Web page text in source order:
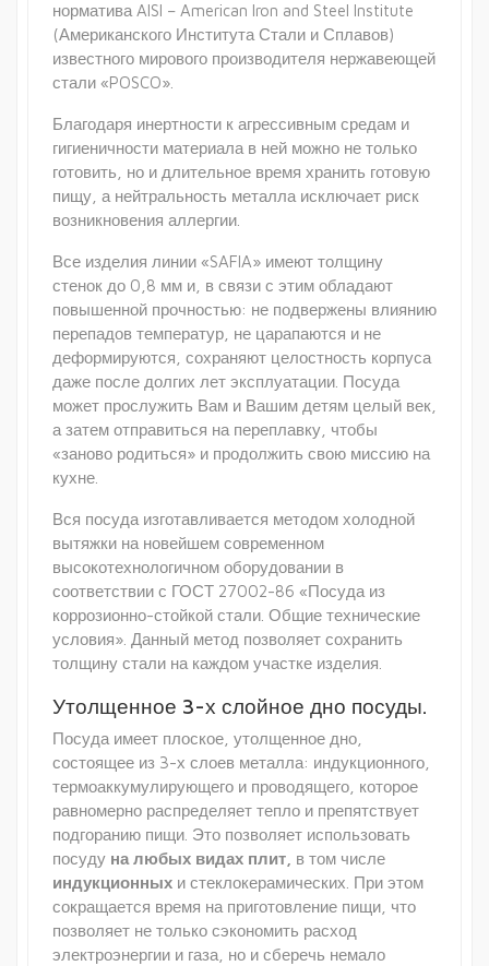
норматива AISI – American Iron and Steel Institute
(Американского Института Стали и Сплавов)
известного мирового производителя нержавеющей
стали «POSCO».
Благодаря инертности к агрессивным средам и
гигиеничности материала в ней можно не только
готовить, но и длительное время хранить готовую
пищу, а нейтральность металла исключает риск
возникновения аллергии.
Все изделия линии «SAFIA» имеют толщину
стенок до 0,8 мм и, в связи с этим обладают
повышенной прочностью: не подвержены влиянию
перепадов температур, не царапаются и не
деформируются, сохраняют целостность корпуса
даже после долгих лет эксплуатации. Посуда
может прослужить Вам и Вашим детям целый век,
а затем отправиться на переплавку, чтобы
«заново родиться» и продолжить свою миссию на
кухне.
Вся посуда изготавливается методом холодной
вытяжки на новейшем современном
высокотехнологичном оборудовании в
соответствии с ГОСТ 27002-86 «Посуда из
коррозионно-стойкой стали. Общие технические
условия». Данный метод позволяет сохранить
толщину стали на каждом участке изделия.
Утолщенное 3-х слойное дно посуды.
Посуда имеет плоское, утолщенное дно,
состоящее из 3-х слоев металла: индукционного,
термоаккумулирующего и проводящего, которое
равномерно распределяет тепло и препятствует
подгоранию пищи. Это позволяет использовать
посуду на любых видах плит, в том числе
индукционных и стеклокерамических. При этом
сокращается время на приготовление пищи, что
позволяет не только сэкономить расход
электроэнергии и газа, но и сберечь немало